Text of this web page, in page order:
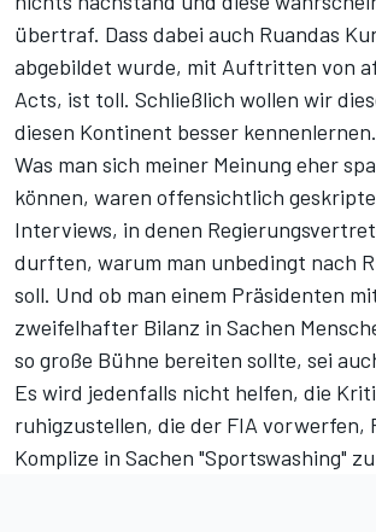
übertraf. Dass dabei auch Ruandas
abgebildet wurde, mit Auftritten von
Acts, ist toll. Schließlich wollen wir
diesen Kontinent besser kennenlernen.
Was man sich meiner Meinung eher
können, waren offensichtlich
Interviews, in denen
durften, warum man unbedingt nach
soll. Und ob man einem Präsidenten
zweifelhafter Bilanz in Sachen
so große Bühne bereiten sollte, sei
Es wird jedenfalls nicht helfen, die
ruhigzustellen, die der FIA vorwerfen,
Komplize in Sachen "Sportswashing"